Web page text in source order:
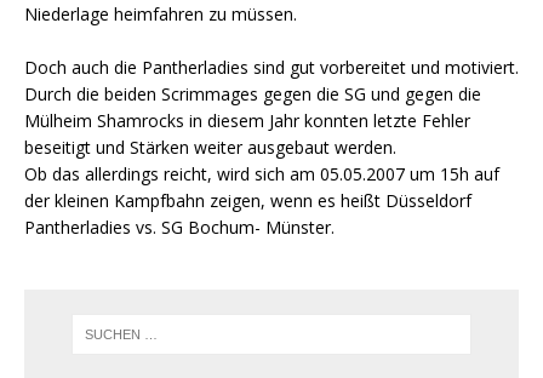
Niederlage heimfahren zu müssen.
Doch auch die Pantherladies sind gut vorbereitet und motiviert.
Durch die beiden Scrimmages gegen die SG und gegen die
Mülheim Shamrocks in diesem Jahr konnten letzte Fehler
beseitigt und Stärken weiter ausgebaut werden.
Ob das allerdings reicht, wird sich am 05.05.2007 um 15h auf
der kleinen Kampfbahn zeigen, wenn es heißt Düsseldorf
Pantherladies vs. SG Bochum- Münster.